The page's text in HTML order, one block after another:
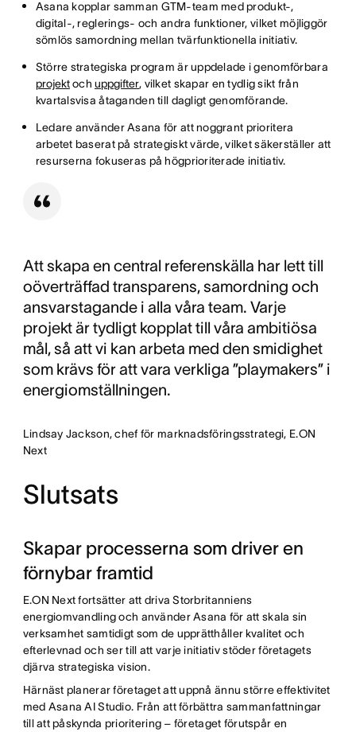
Asana kopplar samman GTM-team med produkt-,
digital-, reglerings- och andra funktioner, vilket möjliggör
sömlös samordning mellan tvärfunktionella initiativ.
Större strategiska program är uppdelade i genomförbara
projektochuppgifter, vilket skapar en tydlig sikt från
kvartalsvisa åtaganden till dagligt genomförande.
Ledare använder Asana för att noggrant prioritera
arbetet baserat på strategiskt värde, vilket säkerställer att
resurserna fokuseras på högprioriterade initiativ.
Att skapa en central referenskälla har lett till
oöverträffad transparens, samordning och
ansvarstagande i alla våra team. Varje
projekt är tydligt kopplat till våra ambitiösa
mål, så att vi kan arbeta med den smidighet
som krävs för att vara verkliga ”playmakers” i
energiomställningen.
Lindsay Jackson, chef för marknadsföringsstrategi, E.ON
Next
Slutsats
Skapar processerna som driver en
förnybar framtid
E.ON Next fortsätter att driva Storbritanniens
energiomvandling och använder Asana för att skala sin
verksamhet samtidigt som de upprätthåller kvalitet och
efterlevnad och ser till att varje initiativ stöder företagets
djärva strategiska vision.
Härnäst planerar företaget att uppnå ännu större effektivitet
med Asana AI Studio. Från att förbättra sammanfattningar
till att påskynda prioritering – företaget förutspår en